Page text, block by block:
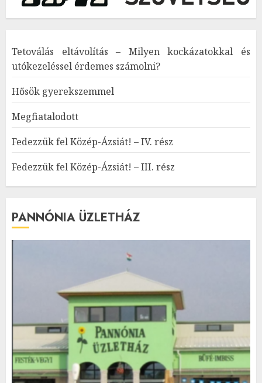
Tetoválás eltávolítás – Milyen kockázatokkal és
utókezeléssel érdemes számolni?
Hősök gyerekszemmel
Megfiatalodott
Fedezzük fel Közép-Ázsiát! – IV. rész
Fedezzük fel Közép-Ázsiát! – III. rész
PANNÓNIA ÜZLETHÁZ